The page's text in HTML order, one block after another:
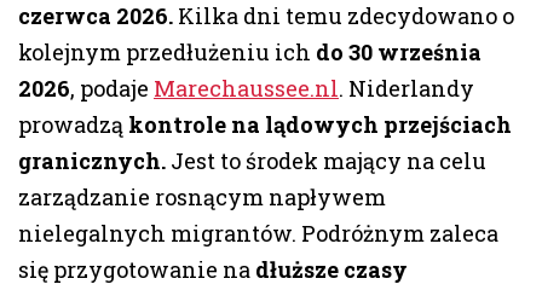
czerwca 2026. Kilka dni temu zdecydowano o
kolejnym przedłużeniu ich do 30 września
2026, podaje Marechaussee.nl. Niderlandy
prowadzą kontrole na lądowych przejściach
granicznych. Jest to środek mający na celu
zarządzanie rosnącym napływem
nielegalnych migrantów. Podróżnym zaleca
się przygotowanie na dłuższe czasy